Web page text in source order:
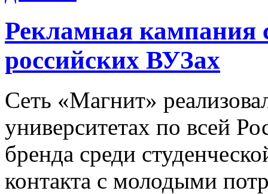
Рекламная кампания
российских ВУЗах
Сеть «Магнит»
университетах по всей
бренда среди
контакта с молодыми